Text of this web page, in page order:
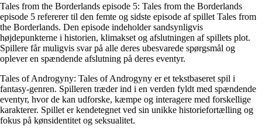
Tales from the Borderlands episode 5: Tales from the Borderlands
episode 5 refererer til den femte og sidste episode af spillet Tales from
the Borderlands. Den episode indeholder sandsynligvis
højdepunkterne i historien, klimakset og afslutningen af spillets plot.
Spillere får muligvis svar på alle deres ubesvarede spørgsmål og
oplever en spændende afslutning på deres eventyr.
Tales of Androgyny: Tales of Androgyny er et tekstbaseret spil i
fantasy-genren. Spilleren træder ind i en verden fyldt med spændende
eventyr, hvor de kan udforske, kæmpe og interagere med forskellige
karakterer. Spillet er kendetegnet ved sin unikke historiefortælling og
fokus på kønsidentitet og seksualitet.